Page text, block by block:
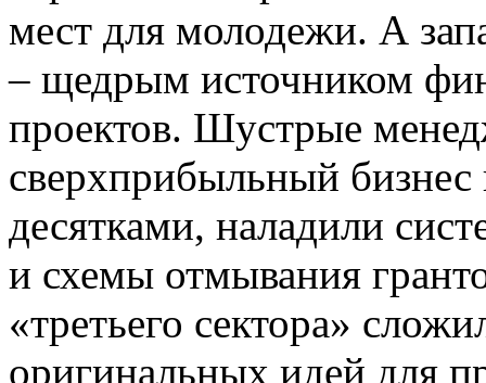
мест для молодежи. А
– щедрым источником
проектов. Шустрые
сверхприбыльный
десятками, наладили
и схемы отмывания
«третьего сектора»
оригинальных идей для